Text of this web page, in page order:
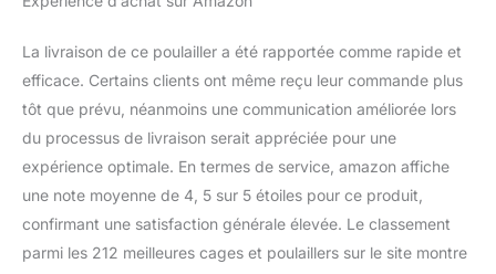
La livraison de ce poulailler a été rapportée comme rapide et
efficace. Certains clients ont même reçu leur commande plus
tôt que prévu, néanmoins une communication améliorée lors
du processus de livraison serait appréciée pour une
expérience optimale. En termes de service, amazon affiche
une note moyenne de 4, 5 sur 5 étoiles pour ce produit,
confirmant une satisfaction générale élevée. Le classement
parmi les 212 meilleures cages et poulaillers sur le site montre